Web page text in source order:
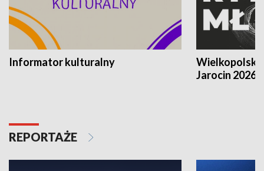
Informator kulturalny
Jarocin 2026
REPORTAŻE